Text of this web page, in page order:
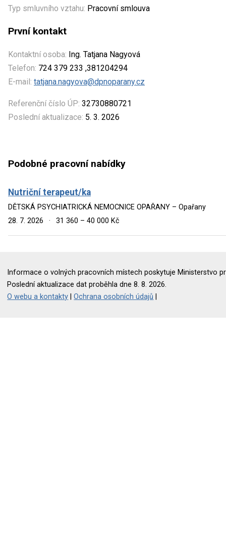
Typ smluvního vztahu: Pracovní smlouva
První kontakt
Kontaktní osoba: Ing. Tatjana Nagyová
Telefon: 724 379 233 ,381204294
E-mail: tatjana.nagyova@dpnoparany.cz
Referenční číslo ÚP: 32730880721
Poslední aktualizace: 5. 3. 2026
Podobné pracovní nabídky
Nutriční terapeut/ka
DĚTSKÁ PSYCHIATRICKÁ NEMOCNICE OPAŘANY – Opařany
28. 7. 2026
· 31 360 – 40 000 Kč
Informace o volných pracovních místech poskytuje Ministerstvo
Poslední aktualizace dat proběhla dne 8. 8. 2026.
O webu a kontakty |Ochrana osobních údajů